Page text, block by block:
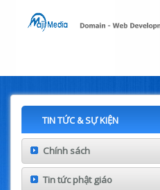
TIN TỨC & SỰ KIỆN
Chính sách
Tin tức phật giáo